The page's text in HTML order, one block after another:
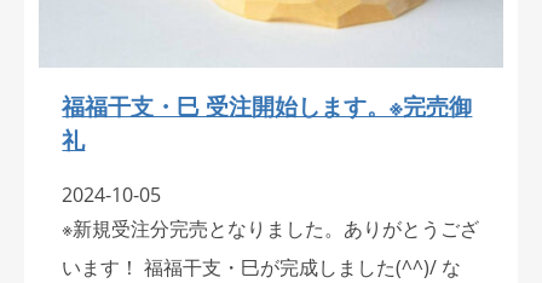
福福干支・巳 受注開始します。※完売御
礼
2024-10-05
※新規受注分完売となりました。ありがとうござ
います！ 福福干支・巳が完成しました(^^)/ な